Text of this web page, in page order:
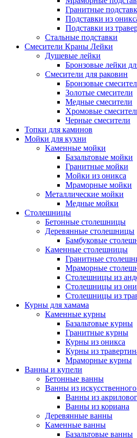
Гранитные
Подставки из
Подставки из
Стальные подставки
Смесители Краны Лейки
Душевые лейки
Бронзовые лейки
Смесители для раковин
Бронзовые
Золотые смесители
Медные смесители
Хромовые
Черные смесители
Топки для каминов
Мойки для кухни
Каменные мойки
Базальтовые мойки
Гранитные мойки
Мойки из оникса
Мраморные мойки
Металлические мойки
Медные мойки
Столешницы
Бетонные столешницы
Деревянные столешницы
Бамбуковые
Каменные столешницы
Гранитные
Мраморные
Столешницы из
Столешницы из
Столешницы из
Курны для хамама
Каменные курны
Базальтовые курны
Гранитные курны
Курны из оникса
Курны из
Мраморные курны
Ванны и купели
Бетонные ванны
Ванны из
Ванны из
Ванны из кориана
Деревянные ванны
Каменные ванны
Базальтовые ванны